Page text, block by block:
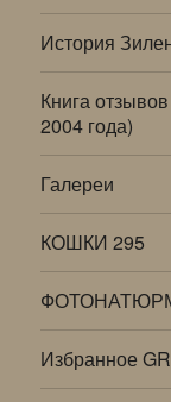
История
Книга
2004 года)
Галереи
КОШКИ 295
Избранное